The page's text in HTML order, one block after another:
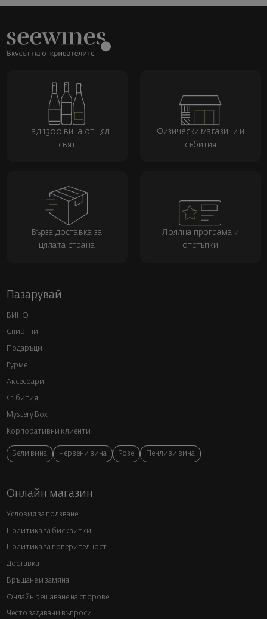
Над 1300 вина от цял
свят
Физически магазини и
събития
Бърза доставка за
цялата страна
Лоялна програма и
отстъпки
Пазарувай
ВИНО
Спиртни
Подаръци
Гурме
Аксесоари
Събития
Mystery Box
Корпоративни клиенти
Бели вина Червени вина Розе Пенливи вина
Онлайн магазин
Условия за ползване
Политика за бисквитки
Политика за поверителност
Доставка
Връщане и замяна
Онлайн решаване на спорове
Често задавани въпроси